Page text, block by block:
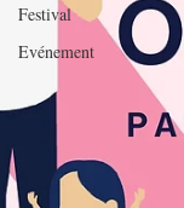
Festival
Evénement